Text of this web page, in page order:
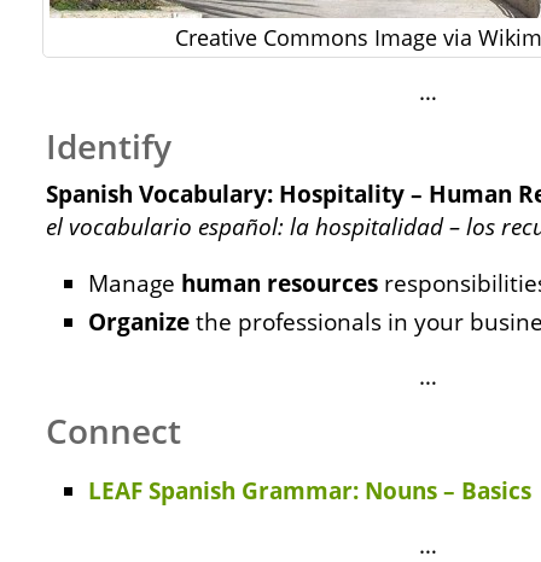
Creative Commons Image via
…
Identify
Spanish Vocabulary: Hospitality – Human
el vocabulario español: la hospitalidad – los
Manage human resources
Organizethe professionals in your
…
Connect
LEAF Spanish Grammar: Nouns – Basics
…